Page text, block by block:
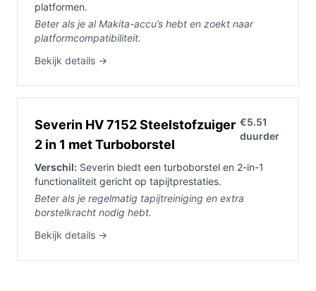
platformen.
Beter als je al Makita-accu’s hebt en zoekt naar
platformcompatibiliteit.
Bekijk details →
Severin HV 7152 Steelstofzuiger
2 in 1 met Turboborstel
€5.51
duurder
Verschil: Severin biedt een turboborstel en 2-in-1
functionaliteit gericht op tapijtprestaties.
Beter als je regelmatig tapijtreiniging en extra
borstelkracht nodig hebt.
Bekijk details →